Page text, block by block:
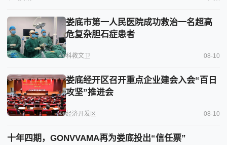
娄底市第一人民医院成功救治一名超高
危复杂胆石症患者
科教文卫 08-10
娄底经开区召开重点企业建会入会“百日
攻坚”推进会
经济开发区 08-10
十年四期，GONVVAMA再为娄底投出“信任票”